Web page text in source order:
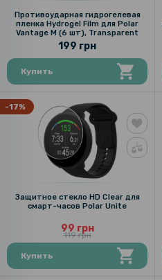
Противоударная гидрогелевая
пленка Hydrogel Film для Polar
Vantage M (6 шт), Transparent
199 грн
Купить
-17%
Защитное стекло HD Clear для
смарт-часов Polar Unite
99 грн
119 грн
Купить